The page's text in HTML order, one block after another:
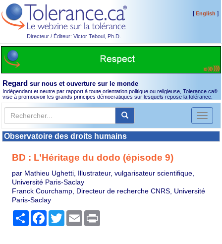
Directeur / Éditeur: Victor Teboul, Ph.D.
[English ]
Regard sur nous et ouverture sur le monde
Indépendant et neutre par rapport à toute orientation politique ou religieuse, Tolerance.ca®
vise à promouvoir les grands principes démocratiques sur lesquels repose la tolérance.
Toggle
Observatoire des droits humains
BD : L’Héritage du dodo (épisode 9)
par Mathieu Ughetti, Illustrateur, vulgarisateur scientifique,
Université Paris-Saclay
Franck Courchamp, Directeur de recherche CNRS, Université
Paris-Saclay
PartagerFacebook
TwitterEmail